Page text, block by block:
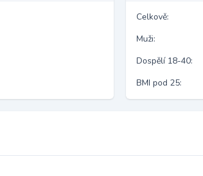
Celkově:
Muži:
Dospělí 18-40:
BMI pod 25: